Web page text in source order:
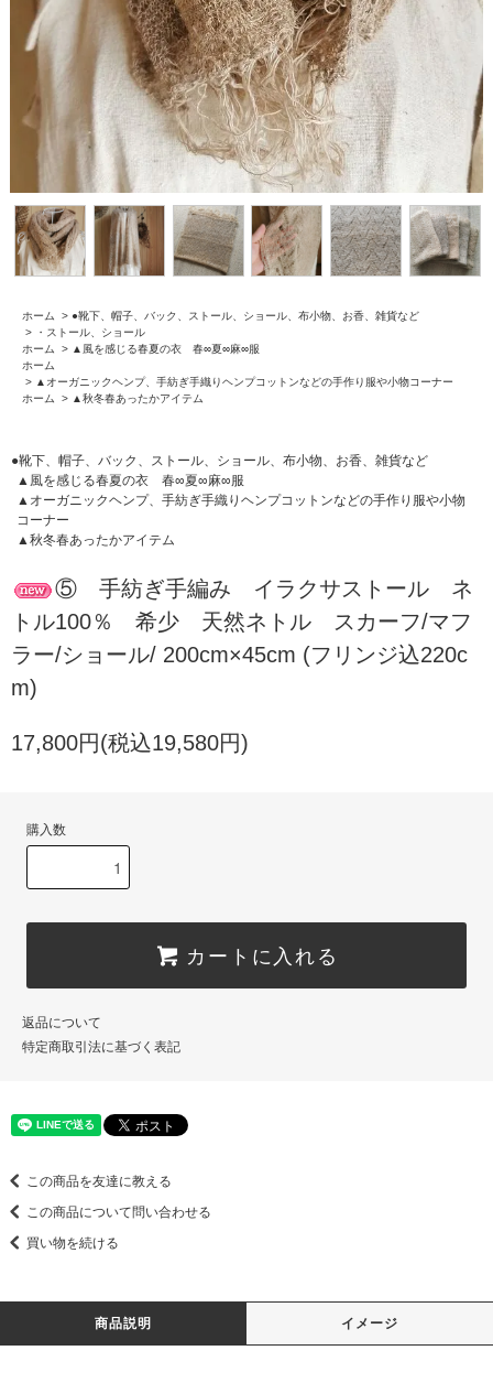
ホーム > ●靴下、帽子、バック、ストール、ショール、布小物、お香、雑貨など
>
・ストール、ショール
ホーム
> ▲風を感じる春夏の衣 春∞夏∞麻∞服
ホーム
> ▲オーガニックヘンプ、手紡ぎ手織りヘンプコットンなどの手作り服や小物コーナー
ホーム
> ▲秋冬春あったかアイテム
●靴下、帽子、バック、ストール、ショール、布小物、お香、雑貨など
▲風を感じる春夏の衣 春∞夏∞麻∞服
▲オーガニックヘンプ、手紡ぎ手織りヘンプコットンなどの手作り服や小物
コーナー
▲秋冬春あったかアイテム
⑤ 手紡ぎ手編み イラクサストール ネ
トル100％ 希少 天然ネトル スカーフ/マフ
ラー/ショール/ 200cm×45cm (フリンジ込220c
m)
17,800円(税込19,580円)
購入数
カートに入れる
返品について
特定商取引法に基づく表記
この商品を友達に教える
この商品について問い合わせる
買い物を続ける
商品説明 イメージ